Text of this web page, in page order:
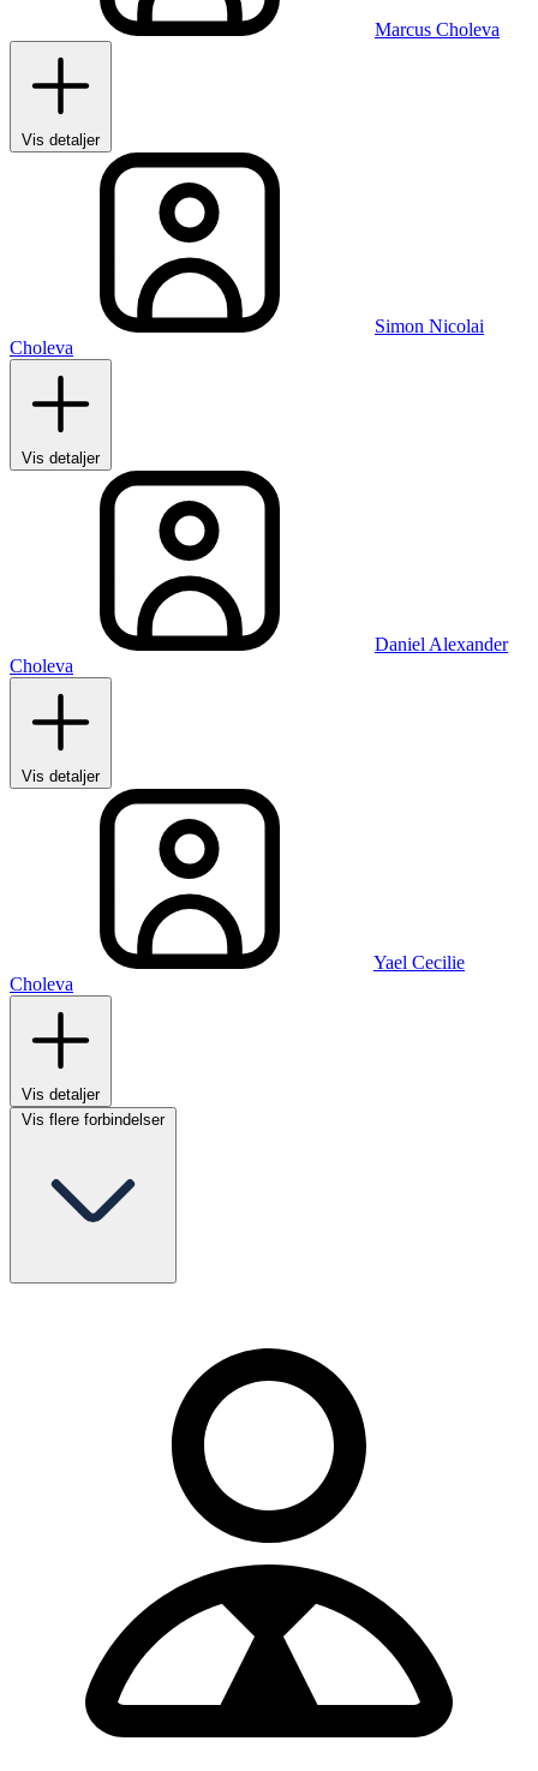
Marcus Choleva
Vis detaljer
Simon Nicolai
Choleva
Vis detaljer
Daniel Alexander
Choleva
Vis detaljer
Yael Cecilie
Choleva
Vis detaljer
Vis flere forbindelser